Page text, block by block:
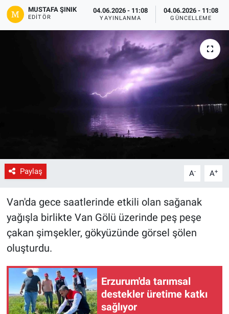
MUSTAFA ŞINIK
EDITÖR
04.06.2026 - 11:08
YAYINLANMA
04.06.2026 - 11:08
GÜNCELLEME
Paylaş A- A+
Van'da gece saatlerinde etkili olan sağanak
yağışla birlikte Van Gölü üzerinde peş peşe
çakan şimşekler, gökyüzünde görsel şölen
oluşturdu.
Erzurum'da tarımsal
destekler üretime katkı
sağlıyor
Magazin
Yerel